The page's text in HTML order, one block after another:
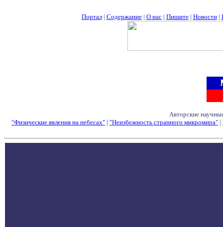
Портал| Содержание| О нас| Пишите| Новости|
Авторские
"Физические явления на небесах" | "Неизбежность странного микромира" |